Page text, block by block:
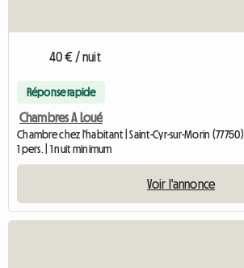
40 € / nuit
Réponse rapide
Chambres A Loué
Chambre chez l'habitant | Saint-Cyr-sur-Morin (77750)
1 pers. | 1 nuit minimum
Voir l'annonce